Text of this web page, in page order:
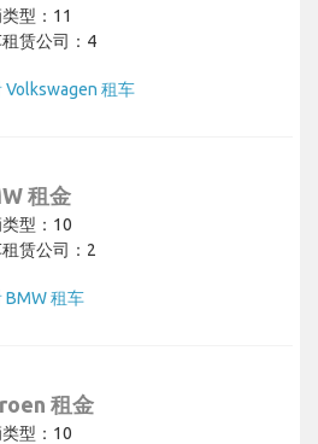
型：11
赁公司：4
Volkswagen 租车
租金
型：10
赁公司：2
BMW 租车
租金
型：10